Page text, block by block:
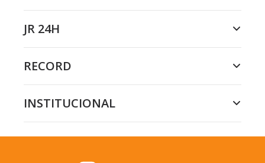
JR 24H
RECORD
INSTITUCIONAL